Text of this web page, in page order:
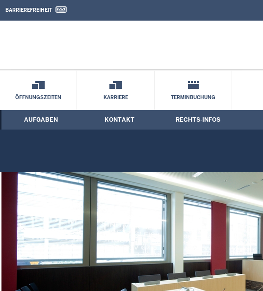
und Kontaktformular
BARRIEREFREIHEIT
ÖFFNUNGSZEITEN KARRIERE TERMINBUCHUNG
AUFGABEN KONTAKT RECHTS-INFOS